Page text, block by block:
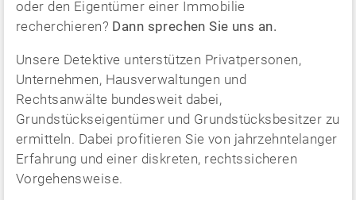
oder den Eigentümer einer Immobilie
recherchieren? Dann sprechen Sie uns an.
Unsere Detektive unterstützen Privatpersonen,
Unternehmen, Hausverwaltungen und
Rechtsanwälte bundesweit dabei,
Grundstückseigentümer und Grundstücksbesitzer zu
ermitteln. Dabei profitieren Sie von jahrzehntelanger
Erfahrung und einer diskreten, rechtssicheren
Vorgehensweise.